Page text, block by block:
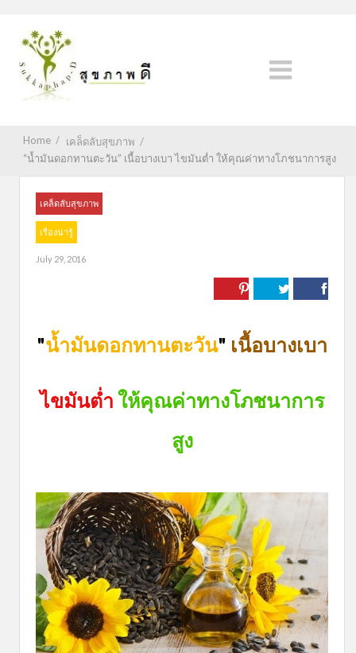
Home / เคล็ดลับสุขภาพ /
“น้ำมันดอกทานตะวัน” เนื้อบางเบา ไขมันต่ำ ให้คุณค่าทางโภชนาการสูง
เคล็ดลับสุขภาพ
เรื่องน่ารู้
July 29, 2016
"น้ำมันดอกทานตะวัน" เนื้อบางเบา
ไขมันต่ำ ให้คุณค่าทางโภชนาการ
สูง